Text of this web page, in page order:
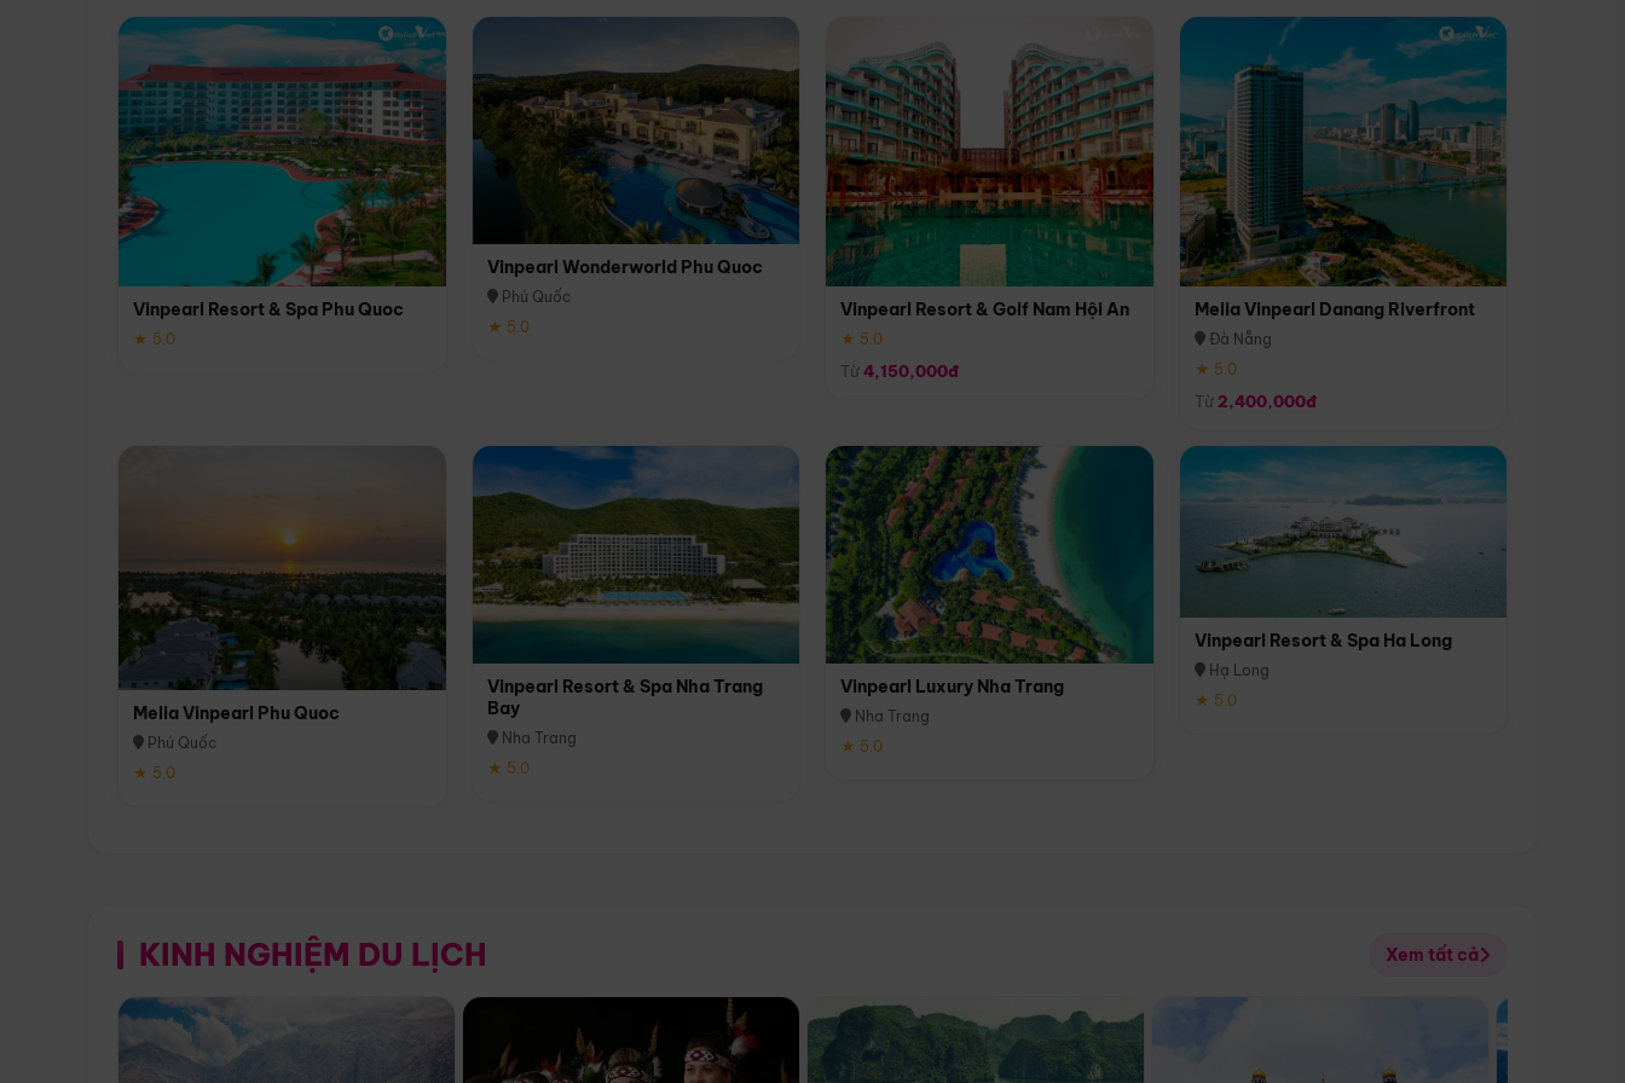
Vinpearl Resort & Spa Phu Quoc
★ 5.0
Vinpearl Wonderworld Phu Quoc
Phú Quốc
★ 5.0
Vinpearl Resort & Golf Nam Hội An
★ 5.0
Từ4,150,000đ
Melia Vinpearl Danang Riverfront
Đà Nẵng
★ 5.0
Từ 2,400,000đ
Melia Vinpearl Phu Quoc
Phú Quốc
★ 5.0
Vinpearl Resort & Spa Nha Trang
Bay
Nha Trang
★ 5.0
Vinpearl Luxury Nha Trang
Nha Trang
★ 5.0
Vinpearl Resort & Spa Ha Long
Hạ Long
★ 5.0
KINH NGHIỆM DU LỊCH Xem tất cả